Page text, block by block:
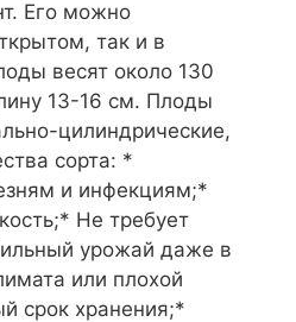
Его можно
так и в
весят около 130
13-16 см. Плоды
цилиндрические,
сорта: *
и инфекциям;*
Не требует
урожай даже в
или плохой
срок хранения;*